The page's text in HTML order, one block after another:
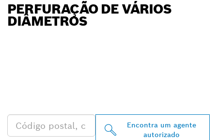
PERFURAÇÃO DE VÁRIOS
DIÂMETROS
Encontra um agente
autorizado